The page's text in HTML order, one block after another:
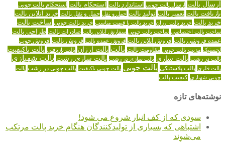
ارسال پالت ارسال پالت چوبی استاندارد پالت استحکام پالت استحکام پالت چوبی
بازیافت پالت تعمیر پالت تولید پالت حمل و نقل حمل و نقل پالت خرید آنلاین پالت
خرید پالت خرید پالت ارزان خرید پالت با قیمت مناسب خرید پالت چوبی ساخت پالت
ساخت پالت اختصاصی ساخت پالت چوبی سفارش آنلاین پالت صادرات پالت طراحی پالت
عمده فروشی پالت فروش آنلاین پالت فروش عمده پالت فروش پالت فروش چوب
لجستیک مزیت پالت چوبی مقاومت پالت پالت پالت ارزان پالت بازیافتی پالت باکیفیت
پالت در رشت پالت سازی پالت سازی در رشت پالت سازی رشت پالت شهبازی
پالت فلزی پالت پلاستیکی پالت چوبی پالت چوبی باکیفیت پالت چوبی در رشت پالت
چوبی شهبازی کیفیت پالت
نوشته‌های تازه
سودی که از کف انبار شروع می شود!
اشتباهی که بسیاری از تولیدکنندگان هنگام خرید پالت مرتکب
می‌شوند